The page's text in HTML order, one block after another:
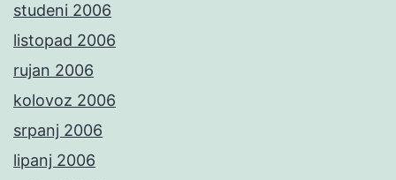
studeni 2006
listopad 2006
rujan 2006
kolovoz 2006
srpanj 2006
lipanj 2006